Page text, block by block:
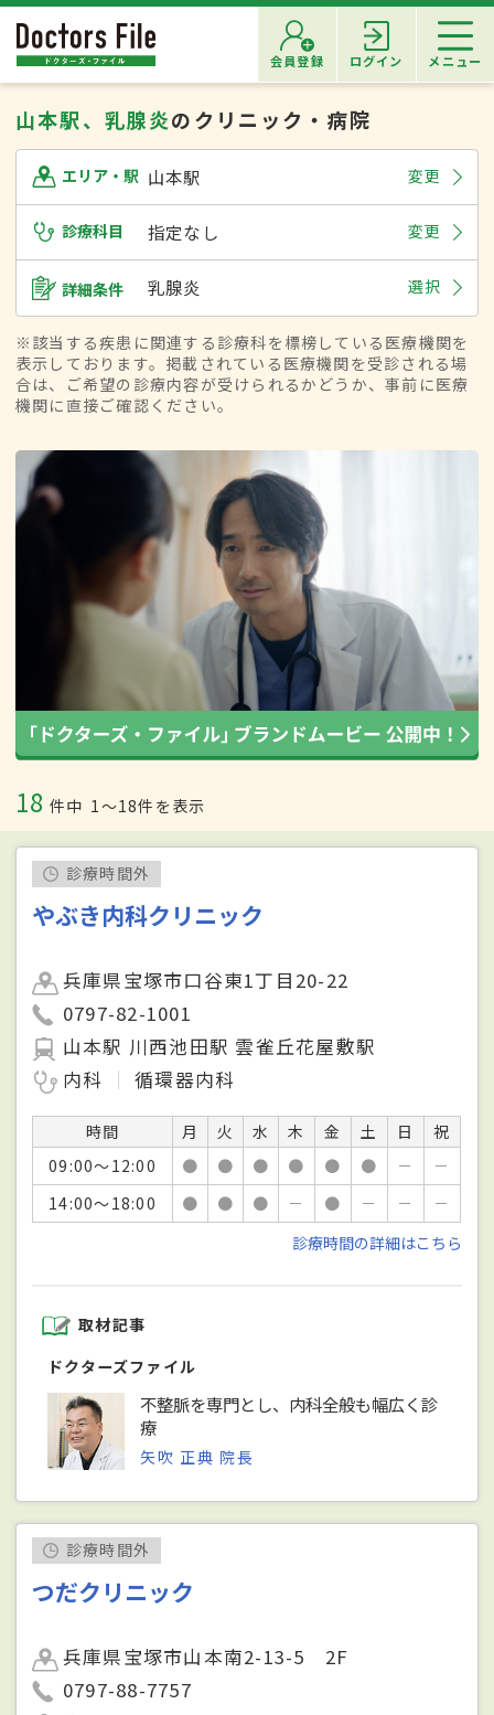
会員登録 ログイン メニュー
山本駅、乳腺炎のクリニック・病院
エリア・駅 山本駅 変更
診療科目 指定なし 変更
詳細条件 乳腺炎 選択
※該当する疾患に関連する診療科を標榜している医療機関を
表示しております。掲載されている医療機関を受診される場
合は、ご希望の診療内容が受けられるかどうか、事前に医療
機関に直接ご確認ください。
18 件中 1〜18件を表示
診療時間外
やぶき内科クリニック
兵庫県宝塚市口谷東1丁目20-22
0797-82-1001
山本駅 川西池田駅 雲雀丘花屋敷駅
内科
循環器内科
時間 月 火 水 木 金 土 日
祝
09:00～12:00
● ● ● ● ● ● －
－
14:00～18:00
● ● ● － ● － －
－
診療時間の詳細はこちら
取材記事
ドクターズファイル
不整脈を専門とし、内科全般も幅広く診
療
矢吹 正典 院長
診療時間外
つだクリニック
兵庫県宝塚市山本南2-13-5 2F
0797-88-7757